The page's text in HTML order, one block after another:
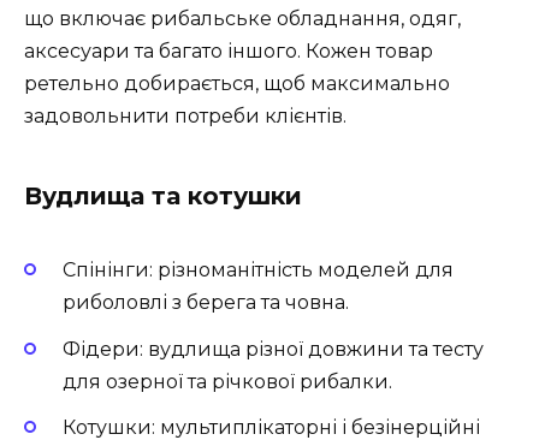
що включає рибальське обладнання, одяг,
аксесуари та багато іншого. Кожен товар
ретельно добирається, щоб максимально
задовольнити потреби клієнтів.
Вудлища та котушки
Спінінги: різноманітність моделей для
риболовлі з берега та човна.
Фідери: вудлища різної довжини та тесту
для озерної та річкової рибалки.
Котушки: мультиплікаторні і безінерційні